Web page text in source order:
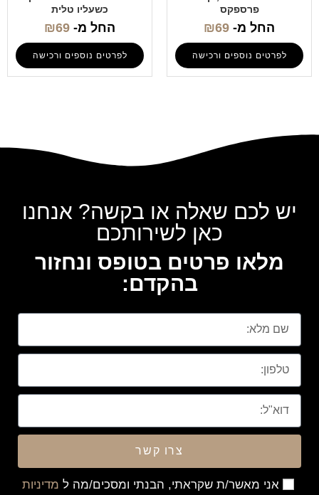
פרספקס
החל מ- ₪69
לפרטים נוספים ורכישה
כשעליו טלית
החל מ- ₪69
לפרטים נוספים ורכישה
יש לכם שאלה או בקשה? אנחנו
כאן לשירותכם
מלאו פרטים בטופס ונחזור
בהקדם:
אני מאשר/ת שקראתי, הבנתי ומסכים/מה ל מדיניות
צרו קשר